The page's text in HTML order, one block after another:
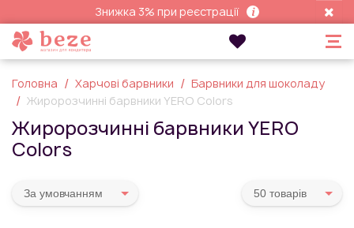
Знижка 3% при реєстрації
Головна Харчові барвники
Барвники для шоколаду
Жиророзчинні барвники YERO Colors
Жиророзчинні барвники YERO
Colors
За умовчанням 50 товарiв